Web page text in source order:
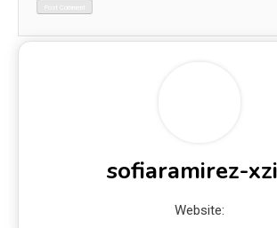
sofiaramirez-
Website: